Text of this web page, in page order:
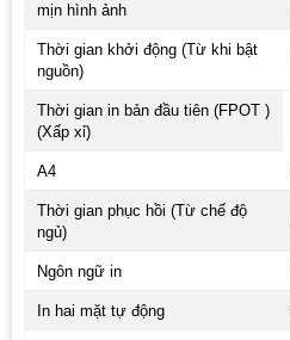
mịn hình ảnh
Thời gian khởi động (Từ khi bật
nguồn)
Thời gian in bản đầu tiên (FPOT )
(Xấp xỉ)
A4
Thời gian phục hồi (Từ chế độ
ngủ)
Ngôn ngữ in
In hai mặt tự động